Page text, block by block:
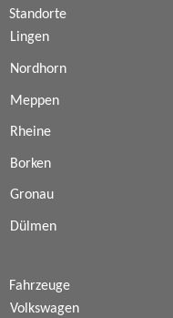
Standorte
Lingen
Nordhorn
Meppen
Rheine
Borken
Gronau
Dülmen
Fahrzeuge
Volkswagen